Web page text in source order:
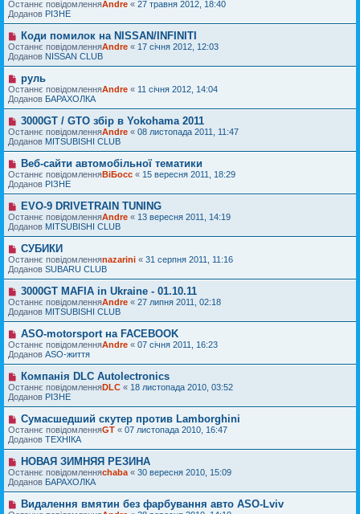
я
м
л
е
н
н
я
в
і
д
м
л
е
н
н
я
о
в
е
п
о
в
і
д
о
м
л
е
н
н
я
Останнє повідомленняAndre « 27 травня 2012, 18:40
Доданов РІЗНЕ
Н
о
в
е
о
в
і
д
о
м
л
е
н
н
я
Коди помилок на NISSAN/INFINITI
Останнє повідомленняAndre « 17 січня 2012, 12:03
Доданов NISSAN CLUB
Н
о
в
е
п
о
в
і
д
м
л
е
н
н
я
руль
Останнє повідомленняAndre « 11 січня 2012, 14:04
Доданов БАРАХОЛКА
Н
о
в
е
п
о
в
і
д
м
л
е
н
я
3000GT / GTO збір в Yokohama 2011
Останнє повідомленняAndre « 08 листопада 2011, 11:47
Доданов MITSUBISHI CLUB
Н
о
в
е
п
о
в
і
д
о
м
л
е
н
н
я
Веб-сайти автомобільної тематики
Останнє повідомленняВіБосс « 15 вересня 2011, 18:29
Доданов РІЗНЕ
Н
о
в
е
п
о
в
і
д
о
м
л
е
н
я
EVO-9 DRIVETRAIN TUNING
Останнє повідомленняAndre « 13 вересня 2011, 14:19
Доданов MITSUBISHI CLUB
Н
о
в
е
п
о
в
і
д
о
м
л
е
н
н
я
СУБИКИ
Останнє повідомленняnazarini « 31 серпня 2011, 11:16
Доданов SUBARU CLUB
Н
о
в
е
о
в
і
д
м
л
е
н
я
3000GT MAFIA in Ukraine - 01.10.11
Останнє повідомленняAndre « 27 липня 2011, 02:18
Доданов MITSUBISHI CLUB
Н
о
в
е
п
о
в
і
д
о
м
л
е
н
н
я
ASO-motorsport на FACEBOOK
Останнє повідомленняAndre « 07 січня 2011, 16:23
Доданов ASO-життя
Н
о
в
е
п
о
в
і
д
м
л
е
н
н
Компанія DLC Autolectronics
Останнє повідомленняDLC « 18 листопада 2010, 03:52
Доданов РІЗНЕ
Н
о
в
е
п
о
в
і
д
Сумасшедший скутер против Lamborghini
Останнє повідомленняGT « 07 листопада 2010, 16:47
Доданов ТЕХНІКА
Н
о
в
е
п
о
НОВАЯ ЗИМНЯЯ РЕЗИНА
Останнє повідомленняchaba « 30 вересня 2010, 15:09
Доданов БАРАХОЛКА
Н
Видалення вмятин без фарбування авто ASO-Lviv